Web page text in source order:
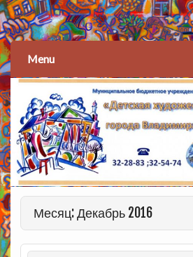
Детская
школа
Menu
Месяц: Декабрь 2016